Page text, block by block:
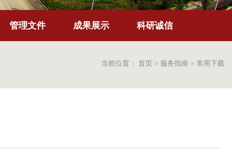
管理文件 成果展示 科研诚信
当前位置： 首页 > 服务指南 > 常用下载